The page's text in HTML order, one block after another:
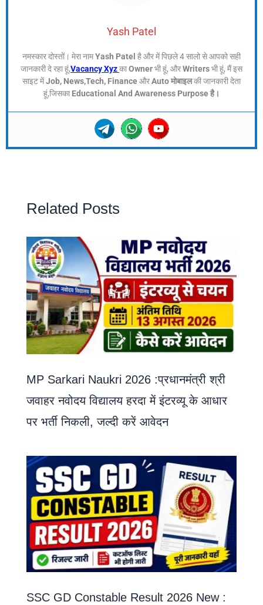
Yash Patel
नमस्कार दोस्तों। मेरा नामYash Patel है और में पिछले 4 सालो से आपको सही
जानकारी दे रहा हूं,Vacancy XyzकाOwnerभी हूं, औरWritersभी हूं, मैं इस
साइट मेंJob, News,Tech, FinanceऔरAuto मोबाइलकी जानकारी देता
हूं,जिसका Educational And Awareness Purpose है।
Related Posts
MP Sarkari Naukri 2026 :प्रधानमंत्री श्री
जवाहर नवोदय विद्यालय हरदा में इंटरव्यू के आधार
पर भर्ती निकली, जल्दी करें आवेदन
SSC GD Constable Result 2026 New :